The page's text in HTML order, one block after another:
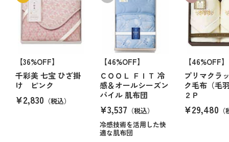
【36%OFF】
千彩美 七宝 ひざ掛
け ピンク
¥2,830 （税込）
【46%OFF】
ＣＯＯＬ ＦＩＴ 冷
感＆オールシーズン
パイル 肌布団
¥3,537 （税込）
冷感技術を活用した快
適な肌布団
【46%OFF】
プリマクラ
ク毛布（毛
２Ｐ
¥29,480